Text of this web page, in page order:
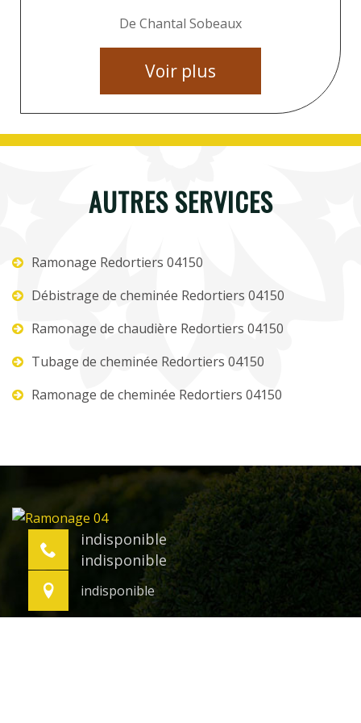
De Chantal Sobeaux
Voir plus
AUTRES SERVICES
Ramonage Redortiers 04150
Débistrage de cheminée Redortiers 04150
Ramonage de chaudière Redortiers 04150
Tubage de cheminée Redortiers 04150
Ramonage de cheminée Redortiers 04150
indisponible
indisponible
indisponible